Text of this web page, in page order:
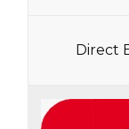
Direct